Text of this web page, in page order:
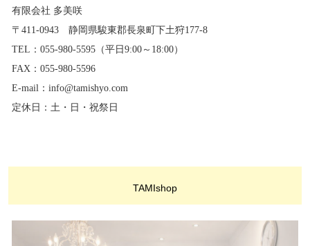
有限会社 多美咲
〒411-0943 静岡県駿東郡長泉町下土狩177-8
TEL：055-980-5595（平日9:00～18:00）
FAX：055-980-5596
E-mail：info@tamishyo.com
定休日：土・日・祝祭日
TAMIshop